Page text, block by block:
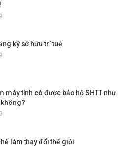
ký sở hữu trí tuệ
máy tính có được bảo hộ SHTT như
làm thay đổi thế giới